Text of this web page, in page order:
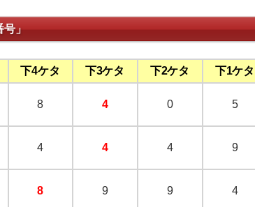
号」
下4ケタ 下3ケタ 下2ケタ
下1ケタ
8 4 0 5
4 4 4 9
8 9 9 4